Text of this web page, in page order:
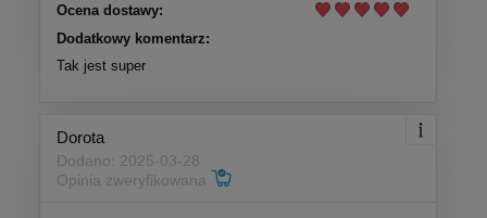
Ocena dostawy:
Dodatkowy komentarz:
Tak jest super
Dorota
Dodano: 2025-03-28
Opinia zweryfikowana